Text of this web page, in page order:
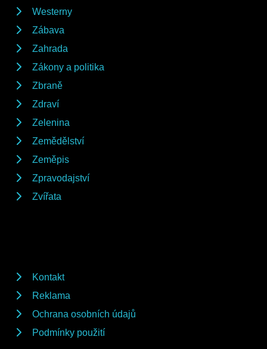
Westerny
Zábava
Zahrada
Zákony a politika
Zbraně
Zdraví
Zelenina
Zemědělství
Zeměpis
Zpravodajství
Zvířata
Kontakt
Reklama
Ochrana osobních údajů
Podmínky použití